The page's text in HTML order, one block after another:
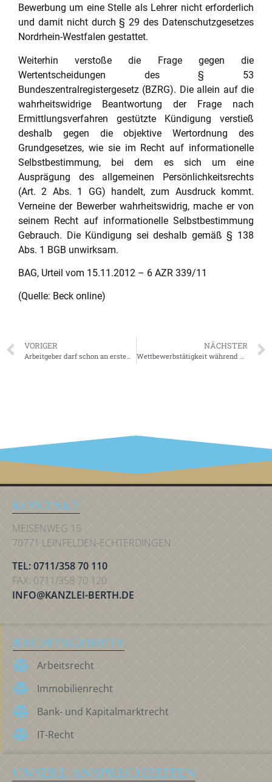
Bewerbung um eine Stelle als Lehrer nicht erforderlich
und damit nicht durch § 29 des Datenschutzgesetzes
Nordrhein-Westfalen gestattet.
Weiterhin verstoße die Frage gegen die
Wertentscheidungen des § 53
Bundeszentralregistergesetz (BZRG). Die allein auf die
wahrheitswidrige Beantwortung der Frage nach
Ermittlungsverfahren gestützte Kündigung verstieß
deshalb gegen die objektive Wertordnung des
Grundgesetzes, wie sie im Recht auf informationelle
Selbstbestimmung, bei dem es sich um eine
Ausprägung des allgemeinen Persönlichkeitsrechts
(Art. 2 Abs. 1 GG) handelt, zum Ausdruck kommt.
Verneine der Bewerber wahrheitswidrig, mache er von
seinem Recht auf informationelle Selbstbestimmung
Gebrauch. Die Kündigung sei deshalb gemäß § 138
Abs. 1 BGB unwirksam.
BAG, Urteil vom 15.11.2012 – 6 AZR 339/11
(Quelle: Beck online)
VORIGER NÄCHSTER
KONTAKT
MEISENWEG 15
70771 LEINFELDEN-ECHTERDINGEN
TEL: 0711/358 70 110
FAX: 0711/358 70 120
INFO@KANZLEI-BERTH.DE
RECHTSGEBIETE
Arbeitsrecht
Immobilienrecht
Bank- und Kapitalmarktrecht
IT-Recht
UNSERE ANSPRECHZEITEN